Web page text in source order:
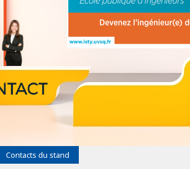
Contacts du stand